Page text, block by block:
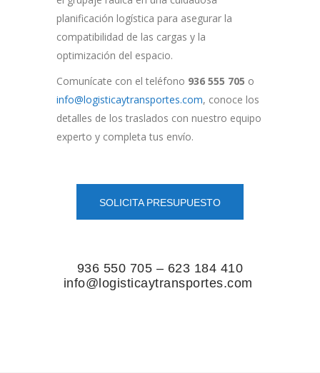
planificación logística para asegurar la
compatibilidad de las cargas y la
optimización del espacio.
Comunícate con el teléfono 936 555 705 o
info@logisticaytransportes.com, conoce los
detalles de los traslados con nuestro equipo
experto y completa tus envío.
SOLICITA PRESUPUESTO
936 550 705 – 623 184 410
info@logisticaytransportes.com